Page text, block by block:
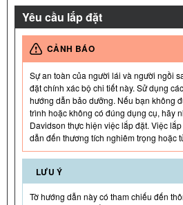
Yêu cầu lắp đặt
CẢNH BÁO
Sự an toàn của người lái và người ngồi
đặt chính xác bộ chi tiết này. Sử dụng
hướng dẫn bảo dưỡng. Nếu bạn không
trình hoặc không có đúng dụng cụ, hãy
Davidson thực hiện việc lắp đặt. Việc
dẫn đến thương tích nghiêm trọng hoặc
LƯU Ý
Tờ hướng dẫn này có tham chiếu đến